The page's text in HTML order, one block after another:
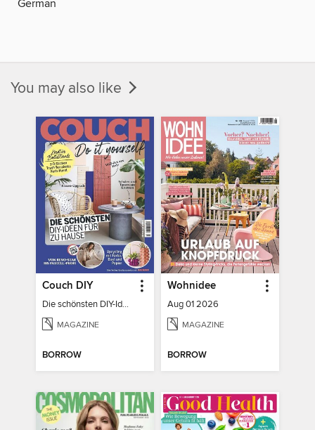
German
You may also like
Couch DIY
Die schönsten DIY-Ideen für zu Hause
MAGAZINE
BORROW
Wohnidee
Aug 01 2026
MAGAZINE
BORROW